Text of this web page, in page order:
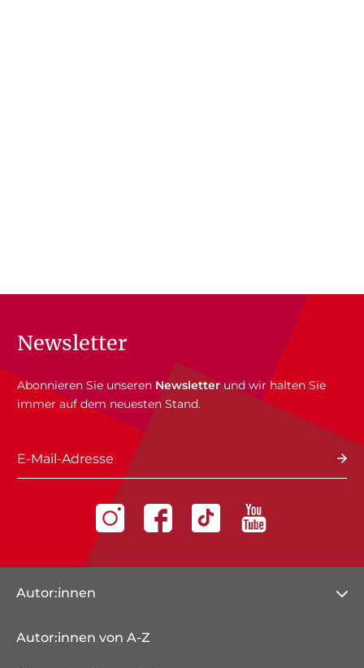
Newsletter
Abonnieren Sie unseren Newsletterund wir halten Sie
immer auf dem neuesten Stand.
E-Mail-Adresse
Autor:innen
Autor:innen von A-Z